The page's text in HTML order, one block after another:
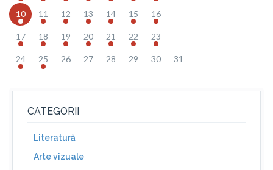
10 11 12 13 14 15 16
17 18 19 20 21 22 23
24 25 26 27 28 29 30 31
CATEGORII
Literatură
Arte vizuale